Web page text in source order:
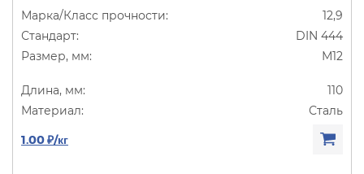
12,9
DIN 444
М12
110
Сталь
1.00 ₽/кг